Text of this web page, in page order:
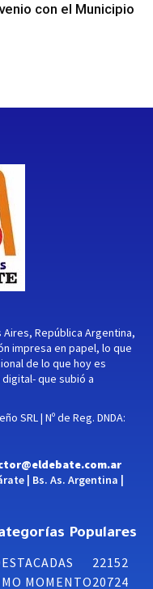
con el Municipio
República Argentina,
impresa en papel, lo que
de lo que hoy es
digital- que subió a
SRL | Nº de Reg. DNDA:
| Bs. As. Argentina |
Populares
22152
MOMENTO20724